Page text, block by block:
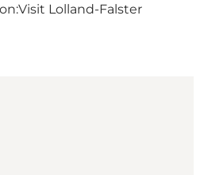
Visit Lolland-Falster